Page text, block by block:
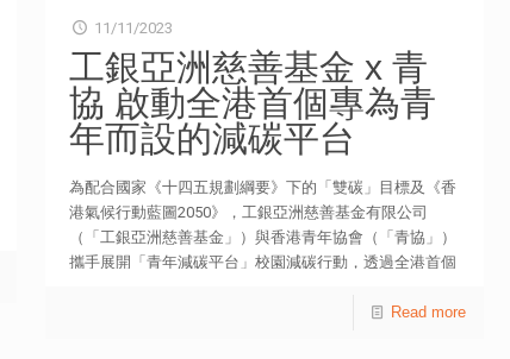
平台（12.4%），以及自發組織（8.7%）等【表15】。此
（30%）及人脈網絡（23%）【表17】。 特區政府今年5
月公布完善地區治理建議方案，研究發現，受訪青年對相
關方案認識程度平均分只有3.25（0至10，10為非常認
識），低於調查所設5分的一般水平【表6】。逾八成對獲
示沒有興趣【表11及表12】。有個案對若獲委任表示會欣
然接受，冀將青年聲音帶到更具影響力的平台；亦有個案
表示對「三會」工作不認識。 有受訪個案表示，自己不
被政府認識，因此獲政府委任的機會為「零」。另有個案
以向政府推薦人選，相信有助增加地區優秀青年獲提拔的
11/11/2023
工銀亞洲慈善基金 x 青
協 啟動全港首個專為青
年而設的減碳平台
為配合國家《十四五規劃綱要》下的「雙碳」目標及《香
港氣候行動藍圖2050》，工銀亞洲慈善基金有限公司
（「工銀亞洲慈善基金」）與香港青年協會（「青協」）
攜手展開「青年減碳平台」校園減碳行動，透過全港首個
在生活上實踐十大減碳行為，推動青年積極參與氣候行
Read more